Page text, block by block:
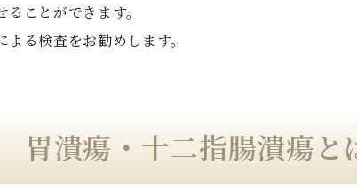
ことができます。
る検査をお勧めします。
胃潰瘍・十二指腸潰瘍と